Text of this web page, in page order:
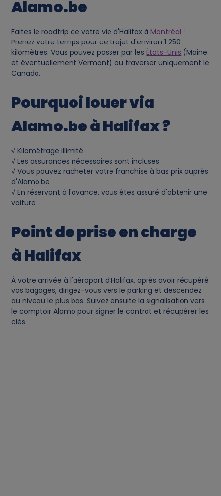
Alamo.be
Faites le roadtrip de votre vie d'Halifax à Montréal !
Prenez votre temps pour ce trajet d'environ 1 250
kilomètres. Vous pouvez passer par les États-Unis (Maine
et éventuellement Vermont) ou traverser uniquement le
Canada.
Pourquoi louer via
Alamo.be à Halifax ?
√ Kilométrage illimité
√ Les assurances nécessaires sont incluses
√ Vous pouvez racheter votre franchise à bas prix auprès
d'Alamo.be
√ En réservant à l'avance, vous êtes assuré d'obtenir une
voiture
Point de prise en charge
à Halifax
À votre arrivée à l'aéroport d'Halifax, après avoir récupéré
vos bagages, dirigez-vous vers le parking et descendez
au niveau le plus bas. Suivez ensuite la signalisation vers
le comptoir Alamo pour signer le contrat et récupérer les
clés.